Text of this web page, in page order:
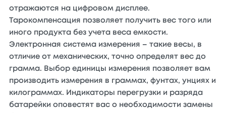
отражаются на цифровом дисплее.
Тарокомпенсация позволяет получить вес того или
иного продукта без учета веса емкости.
Электронная система измерения – такие весы, в
отличие от механических, точно определят вес до
грамма. Выбор единицы измерения позволяет вам
производить измерения в граммах, фунтах, унциях и
килограммах. Индикаторы перегрузки и разряда
батарейки оповестят вас о необходимости замены